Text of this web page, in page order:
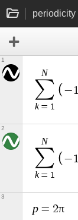
periodicity
N
∑
k = 1
−1
1
N
∑
k = 1
−1
2
p = 2π
3